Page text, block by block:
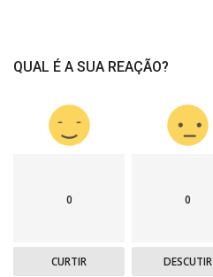
QUAL É A SUA REAÇÃO?
0
CURTIR
0
DESCUTIR